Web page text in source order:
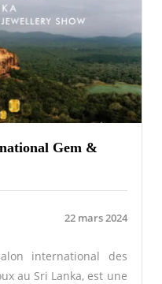
Gem &
22 mars 2024
international des
au Sri Lanka, est une